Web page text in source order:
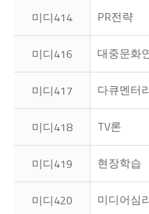
미디414 PR전략
미디416 대중문화
미디417 다큐멘터
미디418 TV론
미디419 현장학습
미디420 미디어심